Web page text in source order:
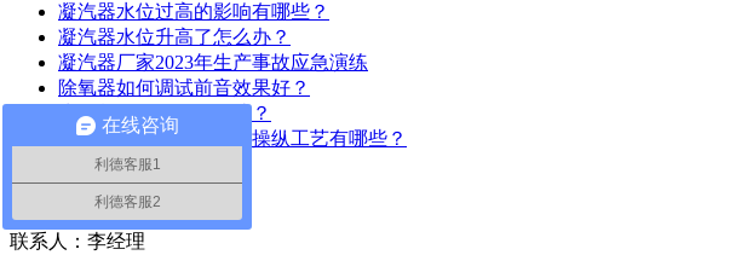
凝汽器水位过高的影响有哪些？
凝汽器水位升高了怎么办？
凝汽器厂家2023年生产事故应急演练
除氧器如何调试前音效果好？
为何凝汽器要换管改造？
凝汽器管板防腐保护的操纵工艺有哪些？
联系我们Contact Us
联系人：李经理
在线咨询
利德客服1
利德客服2